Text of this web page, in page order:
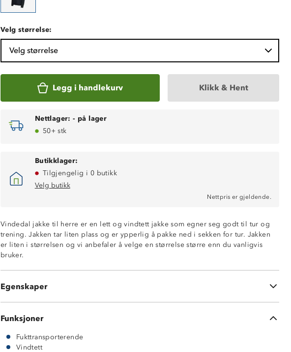
Velg størrelse:
Velg størrelse
Legg i handlekurv Klikk & Hent
Nettlager: - på lager
50+ stk
Butikklager:
Tilgjengelig i 0 butikk
Velg butikk
Nettpris er gjeldende.
Vindedal jakke til herre er en lett og vindtett jakke som egner seg godt til tur og
trening. Jakken tar liten plass og er ypperlig å pakke ned i sekken for tur. Jakken
er liten i størrelsen og vi anbefaler å velge en størrelse større enn du vanligvis
bruker.
Egenskaper
Hurtigtørkende
Fukttransporterende
Lettvekt
Meshfôr
100% resirkulert polyester
Funksjoner
Fukttransporterende
Vindtett